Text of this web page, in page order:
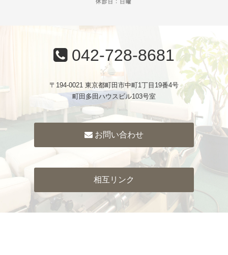
042-728-8681
〒194-0021 東京都町田市中町1丁目19番4号
町田多田ハウスビル103号室
お問い合わせ
相互リンク